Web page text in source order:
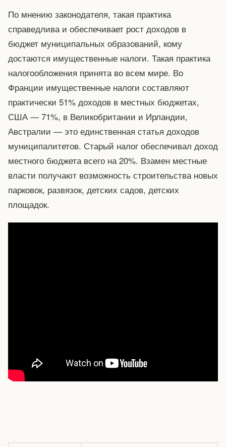
По мнению законодателя, такая практика
справедлива и обеспечивает рост доходов в
бюджет муниципальных образований, кому
достаются имущественные налоги. Такая практика
налогообложения принята во всем мире. Во
Франции имущественные налоги составляют
практически 51% доходов в местных бюджетах,
США — 71%, в Великобритании и Ирландии,
Австралии — это единственная статья доходов
муниципалитетов. Старый налог обеспечивал доход
местного бюджета всего на 20%. Взамен местные
власти получают возможность строительства новых
парковок, развязок, детских садов, детских
площадок.